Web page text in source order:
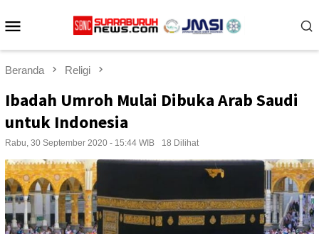
ke
Beranda Religi
Ibadah Umroh Mulai Dibuka Arab Saudi
untuk Indonesia
Rabu, 30 September 2020 - 15:44 WIB 18 Dilihat